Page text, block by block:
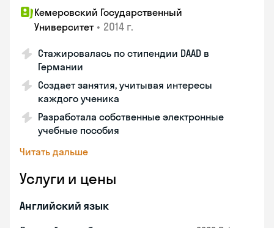
Кемеровский Государственный
Университет • 2014 г.
Стажировалась по стипендии DAAD в
Германии
Создает занятия, учитывая интересы
каждого ученика
Разработала собственные электронные
учебные пособия
Читать дальше
Услуги и цены
Английский язык